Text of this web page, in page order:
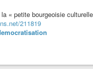
« petite bourgeoisie
211819